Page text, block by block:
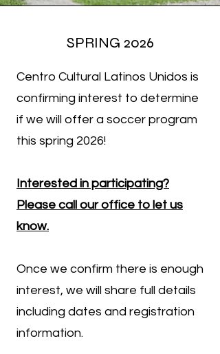
SPRING 2026
Centro Cultural Latinos Unidos is
confirming interest to determine
if we will offer a soccer program
this spring 2026!
Interested in participating?
Please call our office to let us
know.
Once we confirm there is enough
interest, we will share full details
including dates and registration
information.